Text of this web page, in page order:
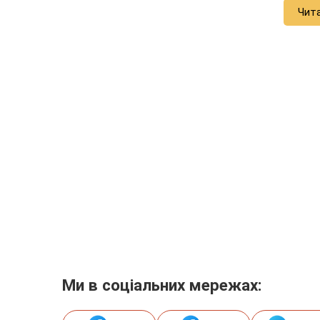
Ми в соціальних мережах: